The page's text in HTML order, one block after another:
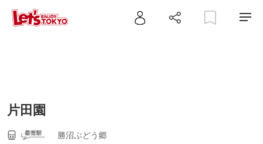
片田園
勝沼ぶどう郷